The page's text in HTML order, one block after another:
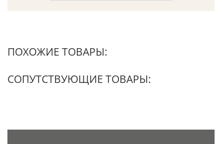
ПОХОЖИЕ ТОВАРЫ:
СОПУТСТВУЮЩИЕ ТОВАРЫ: